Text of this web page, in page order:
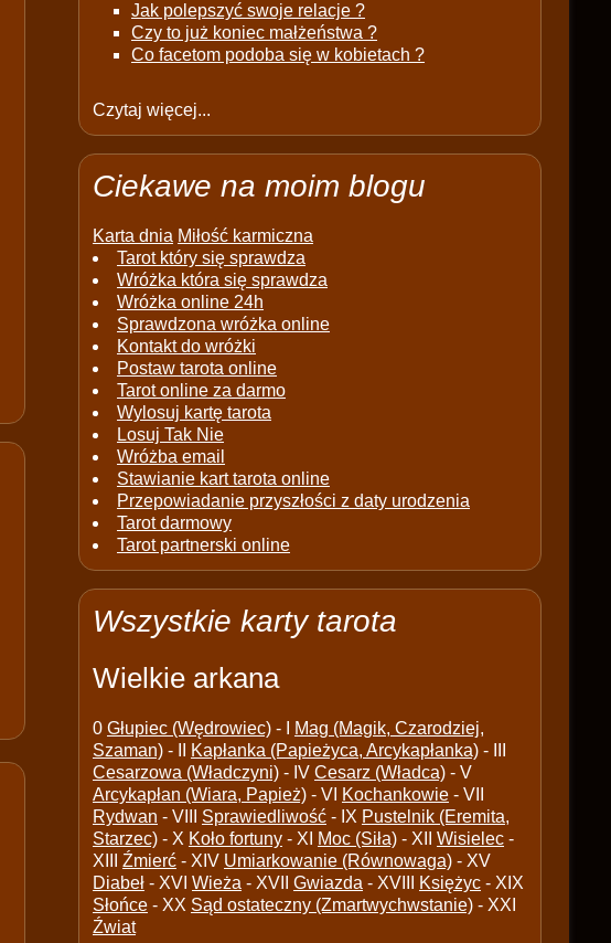
Jak polepszyć swoje relacje ?
Czy to już koniec małżeństwa ?
Co facetom podoba się w kobietach ?
Czytaj więcej...
Ciekawe na moim blogu
Karta dnia Miłość karmiczna
Tarot który się sprawdza
Wróżka która się sprawdza
Wróżka online 24h
Sprawdzona wróżka online
Kontakt do wróżki
Postaw tarota online
Tarot online za darmo
Wylosuj kartę tarota
Losuj Tak Nie
Wróżba email
Stawianie kart tarota online
Przepowiadanie przyszłości z daty urodzenia
Tarot darmowy
Tarot partnerski online
Wszystkie karty tarota
Wielkie arkana
0 Głupiec (Wędrowiec) - I
Mag (Magik, Czarodziej,
Szaman) - II Kapłanka (Papieżyca, Arcykapłanka) - III
Cesarzowa (Władczyni) - IV Cesarz (Władca) - V
Arcykapłan (Wiara, Papież) - VI Kochankowie - VII
Rydwan - VIII Sprawiedliwość - IX Pustelnik (Eremita,
Starzec) - X Koło fortuny - XI Moc (Siła) - XII Wisielec -
XIII Źmierć - XIV Umiarkowanie (Równowaga) - XV
Diabeł - XVI Wieża - XVII Gwiazda - XVIII Księżyc - XIX
Słońce - XX Sąd ostateczny (Zmartwychwstanie) - XXI
Źwiat